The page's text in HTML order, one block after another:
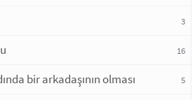
3
16
bir arkadaşının olması 5